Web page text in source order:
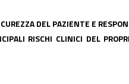
DEL PAZIENTE E
RISCHI CLINICI DEL